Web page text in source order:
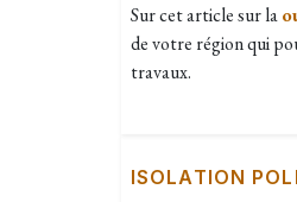
Sur cet article sur la
de votre région qui
travaux.
ISOLATION